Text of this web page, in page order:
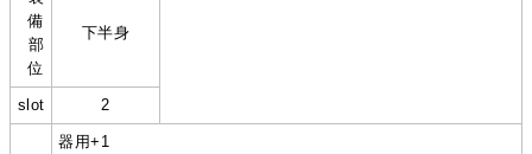
備
部
位
下半身
slot 2
器用+1